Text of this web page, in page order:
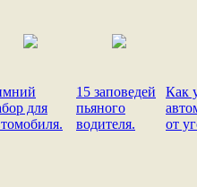
для
15 заповедей
пьяного
водителя.
Как
от